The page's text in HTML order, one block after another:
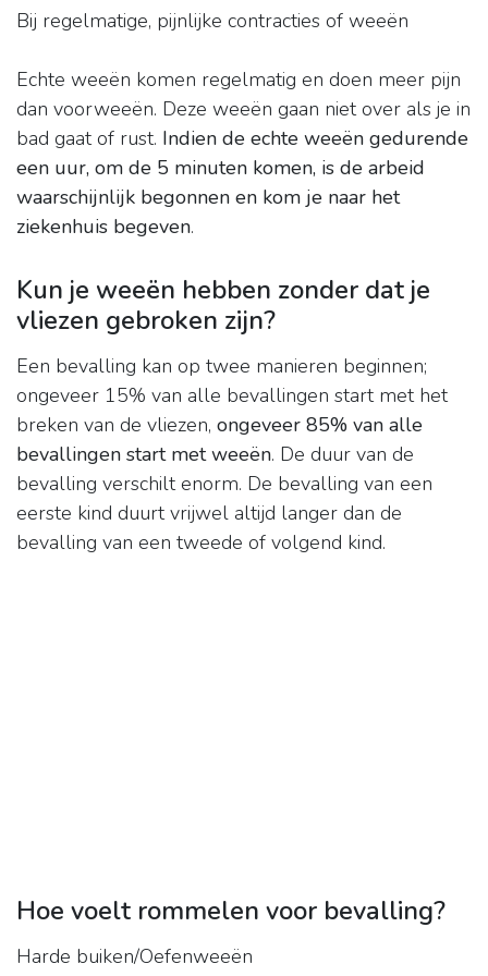
Bij regelmatige, pijnlijke contracties of weeën
Echte weeën komen regelmatig en doen meer pijn
dan voorweeën. Deze weeën gaan niet over als je in
bad gaat of rust. Indien de echte weeën gedurende
een uur, om de 5 minuten komen, is de arbeid
waarschijnlijk begonnen en kom je naar het
ziekenhuis begeven.
Kun je weeën hebben zonder dat je
vliezen gebroken zijn?
Een bevalling kan op twee manieren beginnen;
ongeveer 15% van alle bevallingen start met het
breken van de vliezen, ongeveer 85% van alle
bevallingen start met weeën. De duur van de
bevalling verschilt enorm. De bevalling van een
eerste kind duurt vrijwel altijd langer dan de
bevalling van een tweede of volgend kind.
Hoe voelt rommelen voor bevalling?
Harde buiken/Oefenweeën